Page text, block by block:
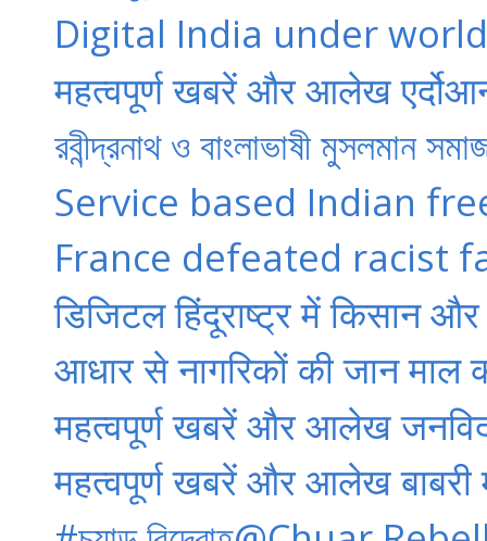
Digital India under
महत्वपूर्ण खबरें और आलेख
রবীন্দ্রনাথ ও বাংলাভাষী মুসলমান
Service based Indian
France defeated racist
डिजिटल हिंदूराष्ट्र में किसान
आधार से नागरिकों की जान माल
महत्वपूर्ण खबरें और आलेख
महत्वपूर्ण खबरें और आलेख